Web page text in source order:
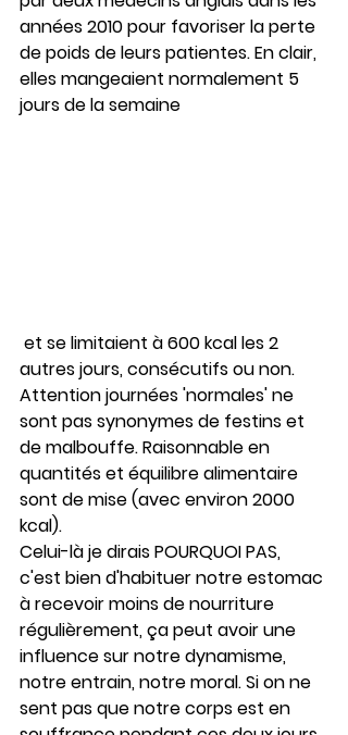
années 2010 pour favoriser la perte
de poids de leurs patientes. En clair,
elles mangeaient normalement 5
jours de la semaine
autres jours, consécutifs ou non.
Attention journées 'normales' ne
sont pas synonymes de festins et
de malbouffe. Raisonnable en
quantités et équilibre alimentaire
sont de mise (avec environ 2000
kcal).
Celui-là je dirais POURQUOI PAS,
c'est bien d'habituer notre estomac
à recevoir moins de nourriture
régulièrement, ça peut avoir une
influence sur notre dynamisme,
notre entrain, notre moral. Si on ne
sent pas que notre corps est en